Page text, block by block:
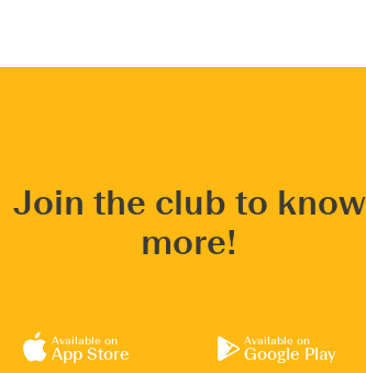
Join the club to know
more!
Available on
App Store
Available on
Google Play